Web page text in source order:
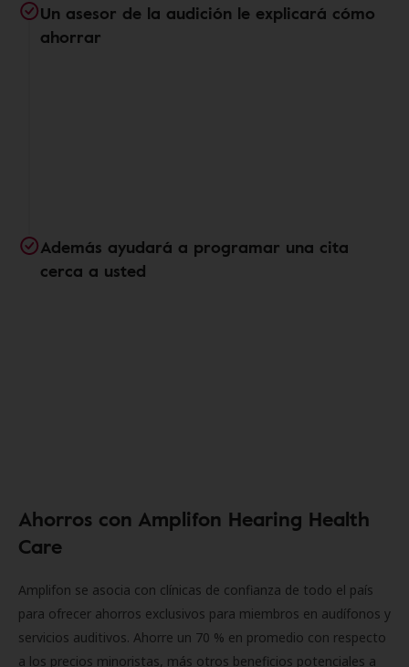
Un asesor de la audición le explicará cómo
ahorrar
Además ayudará a programar una cita
cerca a usted
Ahorros con Amplifon Hearing Health
Care
Amplifon se asocia con clínicas de confianza de todo el país
para ofrecer ahorros exclusivos para miembros en audífonos y
servicios auditivos. Ahorre un 70 % en promedio con respecto
a los precios minoristas, más otros beneficios potenciales a